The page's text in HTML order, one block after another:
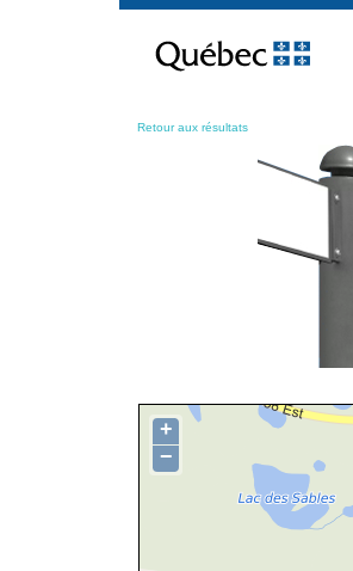
contenu
Retour aux résultats
+
−